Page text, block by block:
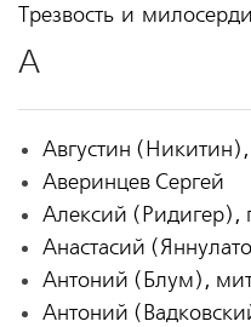
Трезвость и
А
Августин
Аверинцев Сергей
Алексий (Ридигер),
Анастасий
Антоний (Блум),
Антоний